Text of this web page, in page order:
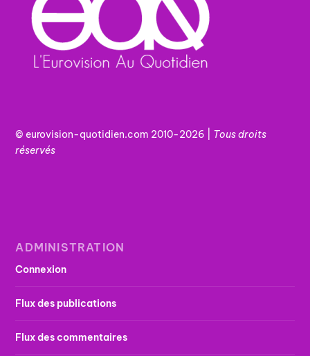
© eurovision-quotidien.com 2010-2026 | Tousdroits
réservés
ADMINISTRATION
Connexion
Flux des publications
Flux des commentaires